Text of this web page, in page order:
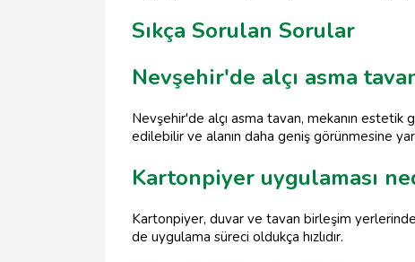
Sıkça Sorulan Sorular
Nevşehir'de alçı asma
Nevşehir'de alçı asma tavan, mekanın estetik
edilebilir ve alanın daha geniş görünmesine
Kartonpiyer uygulaması
Kartonpiyer, duvar ve tavan birleşim
de uygulama süreci oldukça hızlıdır.